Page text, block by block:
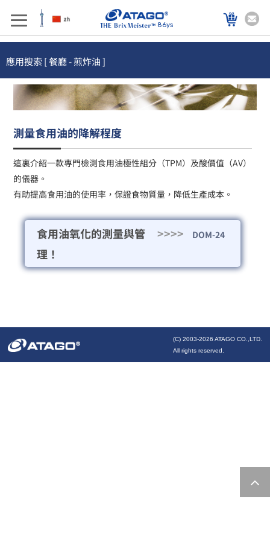
86ys
應用搜索 [ 餐廳 - 煎炸油 ]
測量食用油的降解程度
這裏介紹一款專門檢測食用油極性組分（TPM）及酸價值（AV）
的儀器。
有助提高食用油的使用率，保證食物質量，降低生產成本。
食用油氧化的測量與管
理！
>>>> DOM-24
(C) 2003-2026 ATAGO CO.,LTD.
All rights reserved.